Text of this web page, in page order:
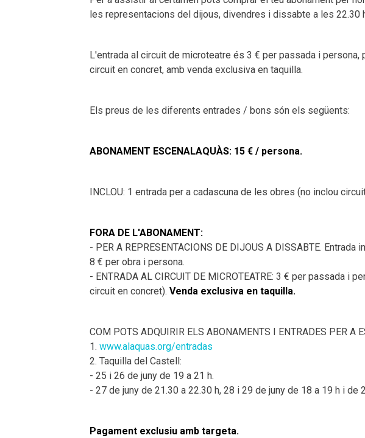
les representacions del dijous, divendres i dissabte a les 22.30
L'entrada al circuit de microteatre és 3 € per passada i persona,
circuit en concret, amb venda exclusiva en taquilla.
Els preus de les diferents entrades / bons són els següents:
ABONAMENT ESCENALAQUÀS: 15 € / persona.
INCLOU: 1 entrada per a cadascuna de les obres (no inclou
FORA DE L'ABONAMENT:
- PER A REPRESENTACIONS DE DIJOUS A DISSABTE.
8 € per obra i persona.
- ENTRADA AL CIRCUIT DE MICROTEATRE: 3 € per passada i
circuit en concret). Venda exclusiva en taquilla.
COM POTS ADQUIRIR ELS ABONAMENTS I ENTRADES PER A
1. www.alaquas.org/entradas
2. Taquilla del Castell:
- 25 i 26 de juny de 19 a 21 h.
- 27 de juny de 21.30 a 22.30 h, 28 i 29 de juny de 18 a 19 h i de
Pagament exclusiu amb targeta.